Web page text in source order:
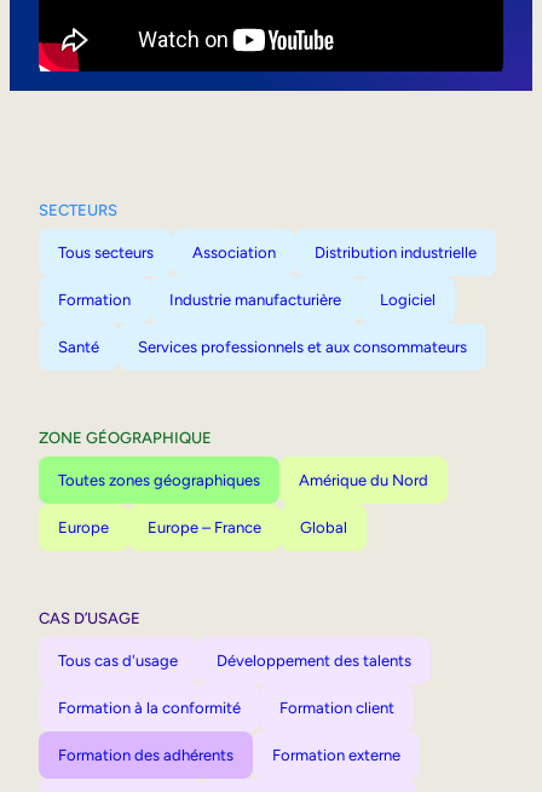
SECTEURS
Tous secteurs Association Distribution industrielle
Formation Industrie manufacturière Logiciel
Santé Services professionnels et aux consommateurs
ZONE GÉOGRAPHIQUE
Toutes zones géographiques Amérique du Nord
Europe Europe – France Global
CAS D’USAGE
Tous cas d'usage Développement des talents
Formation à la conformité Formation client
Formation des adhérents Formation externe